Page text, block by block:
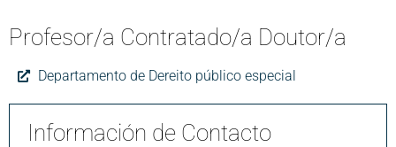
Profesor/a Contratado/a Doutor/a
Departamento de Dereito público especial
Información de Contacto